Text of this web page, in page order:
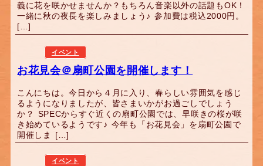
義に花を咲かせませんか？もちろん音楽以外の話題もOK！
一緒に秋の夜長を楽しみましょう♪ 参加費は税込2000円。
[…]
イベント
お花見会＠扇町公園を開催します！
こんにちは。今日から４月に入り、春らしい雰囲気を感じ
るようになりましたが、皆さまいかがお過ごしでしょう
か？ SPECからすぐ近くの扇町公園では、早咲きの桜が咲
き始めているようです♪ 今年も「お花見会」を扇町公園で
開催しま […]
イベント